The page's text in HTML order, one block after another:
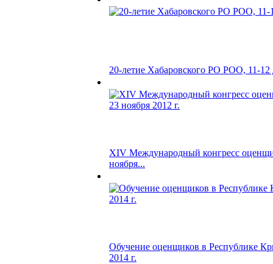
20-летие Хабаровского РО РОО, 11-12
ХIV Международный конгресс
ноября...
Обучение оценщиков в Республике
2014 г.